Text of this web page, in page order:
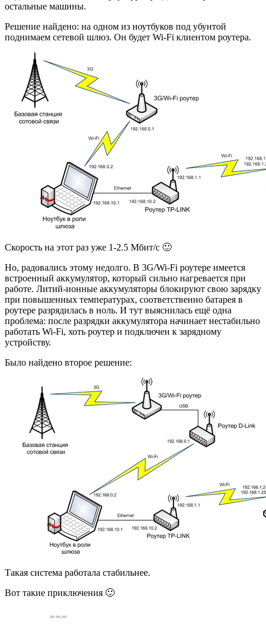
остальные машины.
Решение найдено: на одном из ноутбуков под убунтой
поднимаем сетевой шлюз. Он будет Wi-Fi клиентом роутера.
Скорость на этот раз уже 1-2.5 Мбит/с 🙂
Но, радовались этому недолго. В 3G/Wi-Fi роутере имеется
встроенный аккумулятор, который сильно нагревается при
работе. Литий-ионные аккумуляторы блокируют свою зарядку
при повышенных температурах, соответственно батарея в
роутере разрядилась в ноль. И тут выяснилась ещё одна
проблема: после разрядки аккумулятора начинает нестабильно
работать Wi-Fi, хоть роутер и подключен к зарядному
устройству.
Было найдено второе решение:
Такая система работала стабильнее.
Вот такие приключения 🙂